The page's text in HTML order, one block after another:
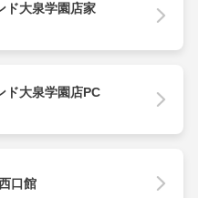
ド大泉学園店家
ド大泉学園店PC
口館